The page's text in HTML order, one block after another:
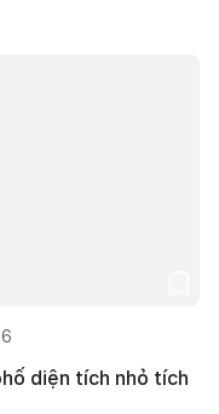
diện tích nhỏ tích